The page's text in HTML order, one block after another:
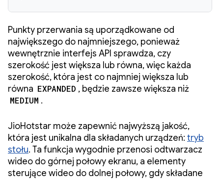
Punkty przerwania są uporządkowane od
największego do najmniejszego, ponieważ
wewnętrznie interfejs API sprawdza, czy
szerokość jest większa lub równa, więc każda
szerokość, która jest co najmniej większa lub
równa EXPANDED , będzie zawsze większa niż
MEDIUM .
JioHotstar może zapewnić najwyższą jakość,
która jest unikalna dla składanych urządzeń: tryb
stołu. Ta funkcja wygodnie przenosi odtwarzacz
wideo do górnej połowy ekranu, a elementy
sterujące wideo do dolnej połowy, gdy składane